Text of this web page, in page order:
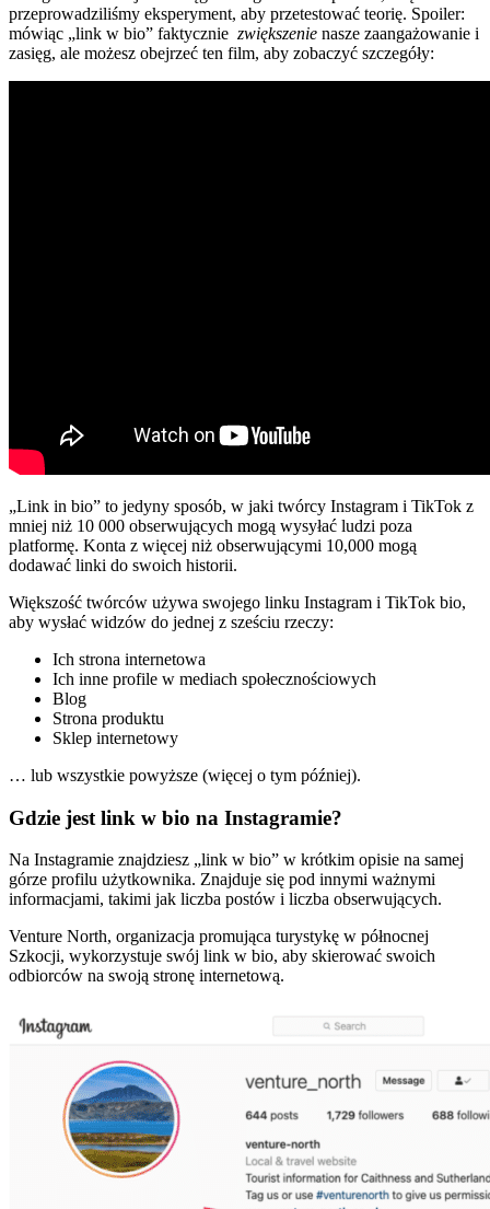
przeprowadziliśmy eksperyment, aby przetestować teorię. Spoiler:
mówiąc „link w bio” faktycznie zwiększenie nasze zaangażowanie i
zasięg, ale możesz obejrzeć ten film, aby zobaczyć szczegóły:
„Link in bio” to jedyny sposób, w jaki twórcy Instagram i TikTok z
mniej niż 10 000 obserwujących mogą wysyłać ludzi poza
platformę. Konta z więcej niż obserwującymi 10,000 mogą
dodawać linki do swoich historii.
Większość twórców używa swojego linku Instagram i TikTok bio,
aby wysłać widzów do jednej z sześciu rzeczy:
Ich strona internetowa
Ich inne profile w mediach społecznościowych
Blog
Strona produktu
Sklep internetowy
… lub wszystkie powyższe (więcej o tym później).
Gdzie jest link w bio na Instagramie?
Na Instagramie znajdziesz „link w bio” w krótkim opisie na samej
górze profilu użytkownika. Znajduje się pod innymi ważnymi
informacjami, takimi jak liczba postów i liczba obserwujących.
Venture North, organizacja promująca turystykę w północnej
Szkocji, wykorzystuje swój link w bio, aby skierować swoich
odbiorców na swoją stronę internetową.